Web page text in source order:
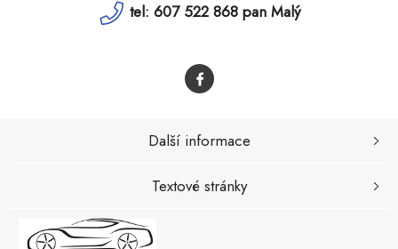
tel: 607 522 868 pan Malý
Další informace
Textové stránky